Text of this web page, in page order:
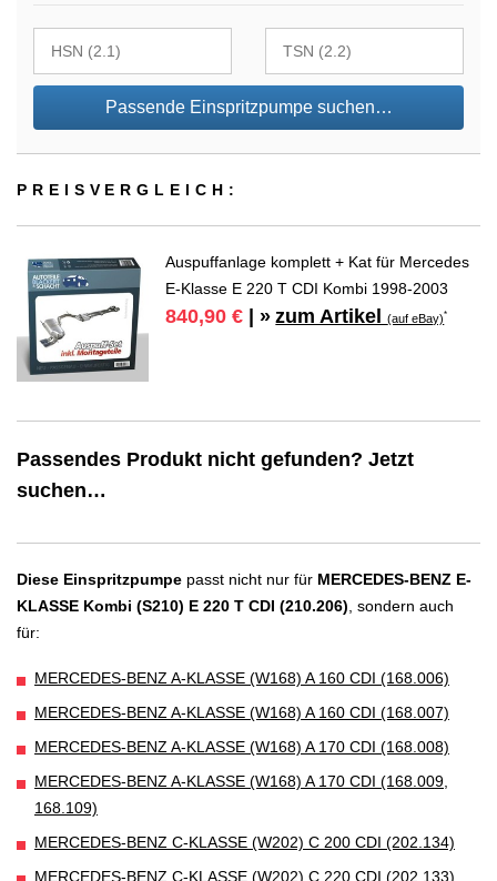
Passende Einspritzpumpe suchen…
PREIS­VER­GLEICH:
Auspuffanlage komplett + Kat für Mercedes
E-Klasse E 220 T CDI Kombi 1998-2003
840,90 € | » zum Artikel(auf eBay)*
Passendes Produkt nicht gefunden? Jetzt
suchen…
Diese Einspritzpumpe passt nicht nur für MERCEDES-BENZ E-
KLASSE Kombi (S210) E 220 T CDI (210.206) , sondern auch
für:
MERCEDES-BENZ A-KLASSE (W168) A 160 CDI (168.006)
MERCEDES-BENZ A-KLASSE (W168) A 160 CDI (168.007)
MERCEDES-BENZ A-KLASSE (W168) A 170 CDI (168.008)
MERCEDES-BENZ A-KLASSE (W168) A 170 CDI (168.009,
168.109)
MERCEDES-BENZ C-KLASSE (W202) C 200 CDI (202.134)
MERCEDES-BENZ C-KLASSE (W202) C 220 CDI (202.133)